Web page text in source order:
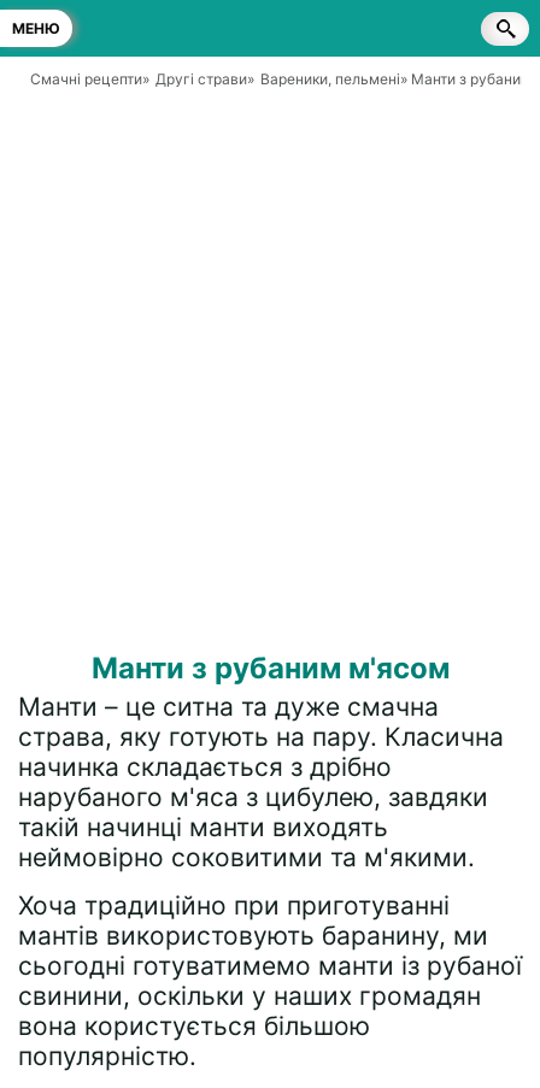
МЕНЮ
Смачні рецепти» Другі страви» Вареники, пельмені» Манти з рубаним
Манти з рубаним м'ясом
Манти – це ситна та дуже смачна
страва, яку готують на пару. Класична
начинка складається з дрібно
нарубаного м'яса з цибулею, завдяки
такій начинці манти виходять
неймовірно соковитими та м'якими.
Хоча традиційно при приготуванні
мантів використовують баранину, ми
сьогодні готуватимемо манти із рубаної
свинини, оскільки у наших громадян
вона користується більшою
популярністю.